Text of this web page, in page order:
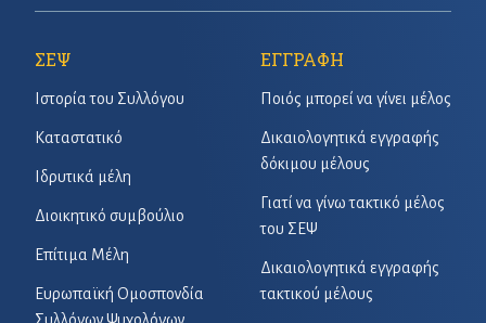
ΣΕΨ
Ιστορία του Συλλόγου
Καταστατικό
Ιδρυτικά μέλη
Διοικητικό συμβούλιο
Επίτιμα Μέλη
Ευρωπαϊκή Ομοσπονδία
ΕΓΓΡΑΦΗ
Ποιός μπορεί να γίνει μέλος
Δικαιολογητικά εγγραφής
δόκιμου μέλους
Γιατί να γίνω τακτικό μέλος
του ΣΕΨ
Δικαιολογητικά εγγραφής
τακτικού μέλους